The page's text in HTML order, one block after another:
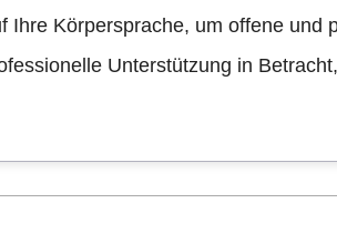
Ihre Körpersprache, um offene und
Unterstützung in